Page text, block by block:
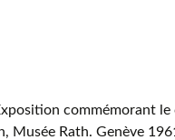
commémorant
Musée Rath. Genève